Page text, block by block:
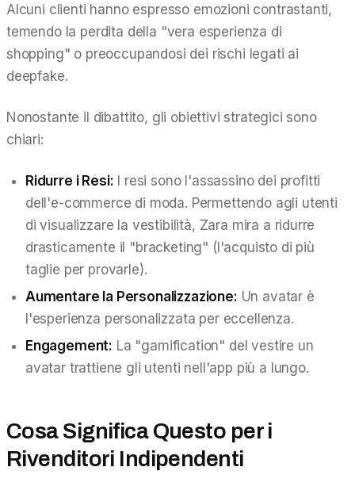
Alcuni clienti hanno espresso emozioni contrastanti,
temendo la perdita della "vera esperienza di
shopping" o preoccupandosi dei rischi legati ai
deepfake.
Nonostante il dibattito, gli obiettivi strategici sono
chiari:
Ridurre i Resi: I resi sono l'assassino dei profitti
dell'e-commerce di moda. Permettendo agli utenti
di visualizzare la vestibilità, Zara mira a ridurre
drasticamente il "bracketing" (l'acquisto di più
taglie per provarle).
Aumentare la Personalizzazione: Un avatar è
l'esperienza personalizzata per eccellenza.
Engagement: La "gamification" del vestire un
avatar trattiene gli utenti nell'app più a lungo.
Cosa Significa Questo per i
Rivenditori Indipendenti